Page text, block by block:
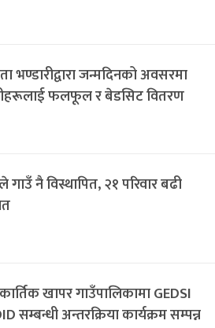
भण्डारीद्वारा जन्मदिनको अवसरमा
फलफूल र बेडसिट वितरण
गाउँ नै विस्थापित, २१ परिवार बढी
खापर गाउँपालिकामा GEDSI
सम्बन्धी अन्तरक्रिया कार्यक्रम सम्पन्न